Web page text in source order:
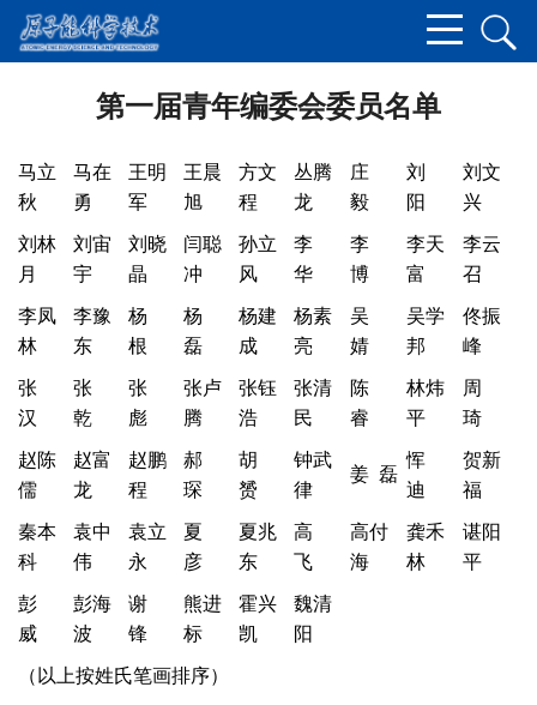
第一届青年编委会委员名单
马立
秋
马在
勇
王明
军
王晨
旭
方文
程
丛腾
龙
庄
毅
刘
阳
刘文
兴
刘林
月
刘宙
宇
刘晓
晶
闫聪
冲
孙立
风
李
华
李
博
李天
富
李云
召
李凤
林
李豫
东
杨
根
杨
磊
杨建
成
杨素
亮
吴
婧
吴学
邦
佟振
峰
张
汉
张
乾
张
彪
张卢
腾
张钰
浩
张清
民
陈
睿
林炜
平
周
琦
赵陈
儒
赵富
龙
赵鹏
程
郝
琛
胡
赟
钟武
律
姜 磊
恽
迪
贺新
福
秦本
科
袁中
伟
袁立
永
夏
彦
夏兆
东
高
飞
高付
海
龚禾
林
谌阳
平
彭
威
彭海
波
谢
锋
熊进
标
霍兴
凯
魏清
阳
（以上按姓氏笔画排序）